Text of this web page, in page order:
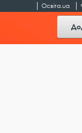
Освіта.ua